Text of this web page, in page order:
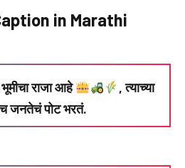
in Marathi
राजा आहे
, त्याच्या
जनतेचं पोट भरतं.